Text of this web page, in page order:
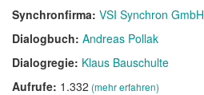
Synchronfirma: VSI Synchron GmbH
Dialogbuch: Andreas Pollak
Dialogregie: Klaus Bauschulte
Aufrufe: 1.332 (mehr erfahren)